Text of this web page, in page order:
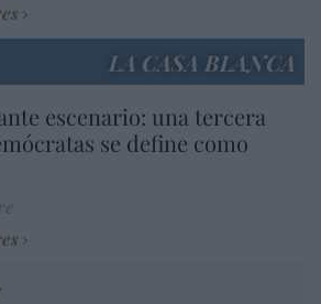
LA CASA BLANCA
escenario: una tercera
se define como